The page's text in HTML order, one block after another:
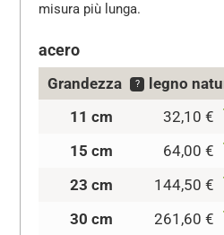
misura più lunga.
acero
Grandezza ? legno
11 cm
32,10 €
15 cm
64,00 €
23 cm
144,50 €
30 cm
261,60 €